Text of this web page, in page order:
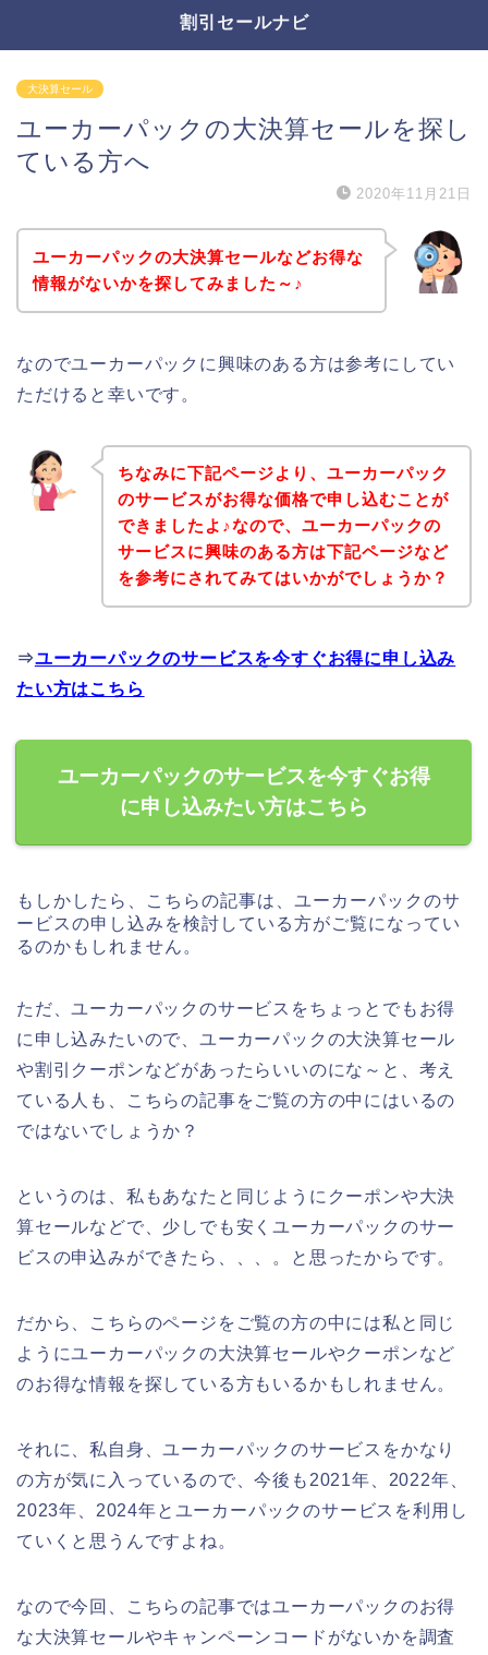
割引セールナビ
大決算セール
ユーカーパックの大決算セールを探し
ている方へ
2020年11月21日
ユーカーパックの大決算セールなどお得な
情報がないかを探してみました～♪
なのでユーカーパックに興味のある方は参考にしてい
ただけると幸いです。
ちなみに下記ページより、ユーカーパック
のサービスがお得な価格で申し込むことが
できましたよ♪なので、ユーカーパックの
サービスに興味のある方は下記ページなど
を参考にされてみてはいかがでしょうか？
⇒ユーカーパックのサービスを今すぐお得に申し込み
たい方はこちら
ユーカーパックのサービスを今すぐお得
に申し込みたい方はこちら
もしかしたら、こちらの記事は、ユーカーパックのサ
ービスの申し込みを検討している方がご覧になってい
るのかもしれません。
ただ、ユーカーパックのサービスをちょっとでもお得
に申し込みたいので、ユーカーパックの大決算セール
や割引クーポンなどがあったらいいのにな～と、考え
ている人も、こちらの記事をご覧の方の中にはいるの
ではないでしょうか？
というのは、私もあなたと同じようにクーポンや大決
算セールなどで、少しでも安くユーカーパックのサー
ビスの申込みができたら、、、。と思ったからです。
だから、こちらのページをご覧の方の中には私と同じ
ようにユーカーパックの大決算セールやクーポンなど
のお得な情報を探している方もいるかもしれません。
それに、私自身、ユーカーパックのサービスをかなり
の方が気に入っているので、今後も2021年、2022年、
2023年、2024年とユーカーパックのサービスを利用し
ていくと思うんですよね。
なので今回、こちらの記事ではユーカーパックのお得
な大決算セールやキャンペーンコードがないかを調査